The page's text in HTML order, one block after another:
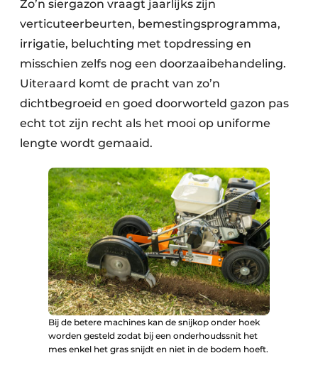
Zo’n siergazon vraagt jaarlijks zijn
verticuteerbeurten, bemestingsprogramma,
irrigatie, beluchting met topdressing en
misschien zelfs nog een doorzaaibehandeling.
Uiteraard komt de pracht van zo’n
dichtbegroeid en goed doorworteld gazon pas
echt tot zijn recht als het mooi op uniforme
lengte wordt gemaaid.
Bij de betere machines kan de snijkop onder hoek
worden gesteld zodat bij een onderhoudssnit het
mes enkel het gras snijdt en niet in de bodem hoeft.